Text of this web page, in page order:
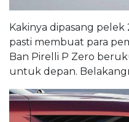
Kakinya dipasang pelek
pasti membuat para
Ban Pirelli P Zero
untuk depan.